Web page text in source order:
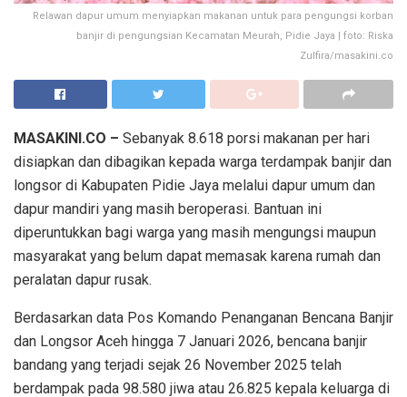
Relawan dapur umum menyiapkan makanan untuk para pengungsi korban
banjir di pengungsian Kecamatan Meurah, Pidie Jaya | foto: Riska
Zulfira/masakini.co
MASAKINI.CO – Sebanyak 8.618 porsi makanan per hari
disiapkan dan dibagikan kepada warga terdampak banjir dan
longsor di Kabupaten Pidie Jaya melalui dapur umum dan
dapur mandiri yang masih beroperasi. Bantuan ini
diperuntukkan bagi warga yang masih mengungsi maupun
masyarakat yang belum dapat memasak karena rumah dan
peralatan dapur rusak.
Berdasarkan data Pos Komando Penanganan Bencana Banjir
dan Longsor Aceh hingga 7 Januari 2026, bencana banjir
bandang yang terjadi sejak 26 November 2025 telah
berdampak pada 98.580 jiwa atau 26.825 kepala keluarga di